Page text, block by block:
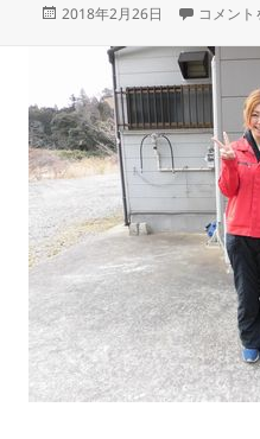
投
2018年2月26日 2月24日
コメント